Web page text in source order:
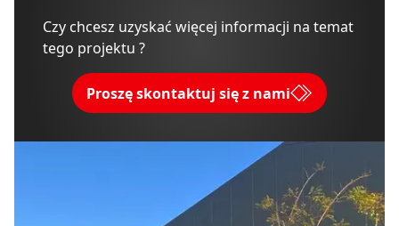
Czy chcesz uzyskać więcej informacji na temat
tego projektu ?
Proszę skontaktuj się z nami